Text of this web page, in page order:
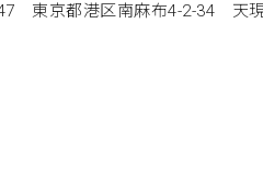
東京都港区南麻布4-2-34 天